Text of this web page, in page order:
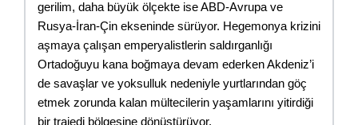
gerilim, daha büyük ölçekte ise ABD-Avrupa ve
Rusya-İran-Çin ekseninde sürüyor. Hegemonya krizini
aşmaya çalışan emperyalistlerin saldırganlığı
Ortadoğuyu kana boğmaya devam ederken Akdeniz’i
de savaşlar ve yoksulluk nedeniyle yurtlarından göç
etmek zorunda kalan mültecilerin yaşamlarını yitirdiği
bir trajedi bölgesine dönüştürüyor.